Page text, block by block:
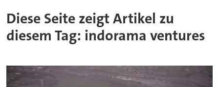
Diese Seite zeigt Artikel zu
diesem Tag: indorama ventures